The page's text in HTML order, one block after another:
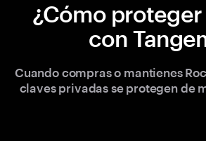
¿Cómo proteger
con
Cuando compras o mantienes
claves privadas se protegen de